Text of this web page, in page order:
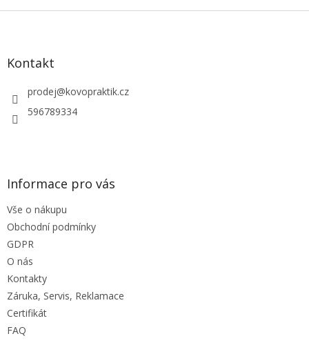
v
Z
Kontakt
prodej@kovopraktik.cz
596789334
Informace pro vás
Vše o nákupu
Obchodní podmínky
GDPR
O nás
Kontakty
Záruka, Servis, Reklamace
Certifikát
FAQ